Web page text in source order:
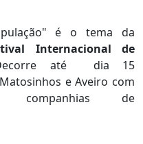
é o tema da
Internacional de
até dia 15
e Aveiro com
de